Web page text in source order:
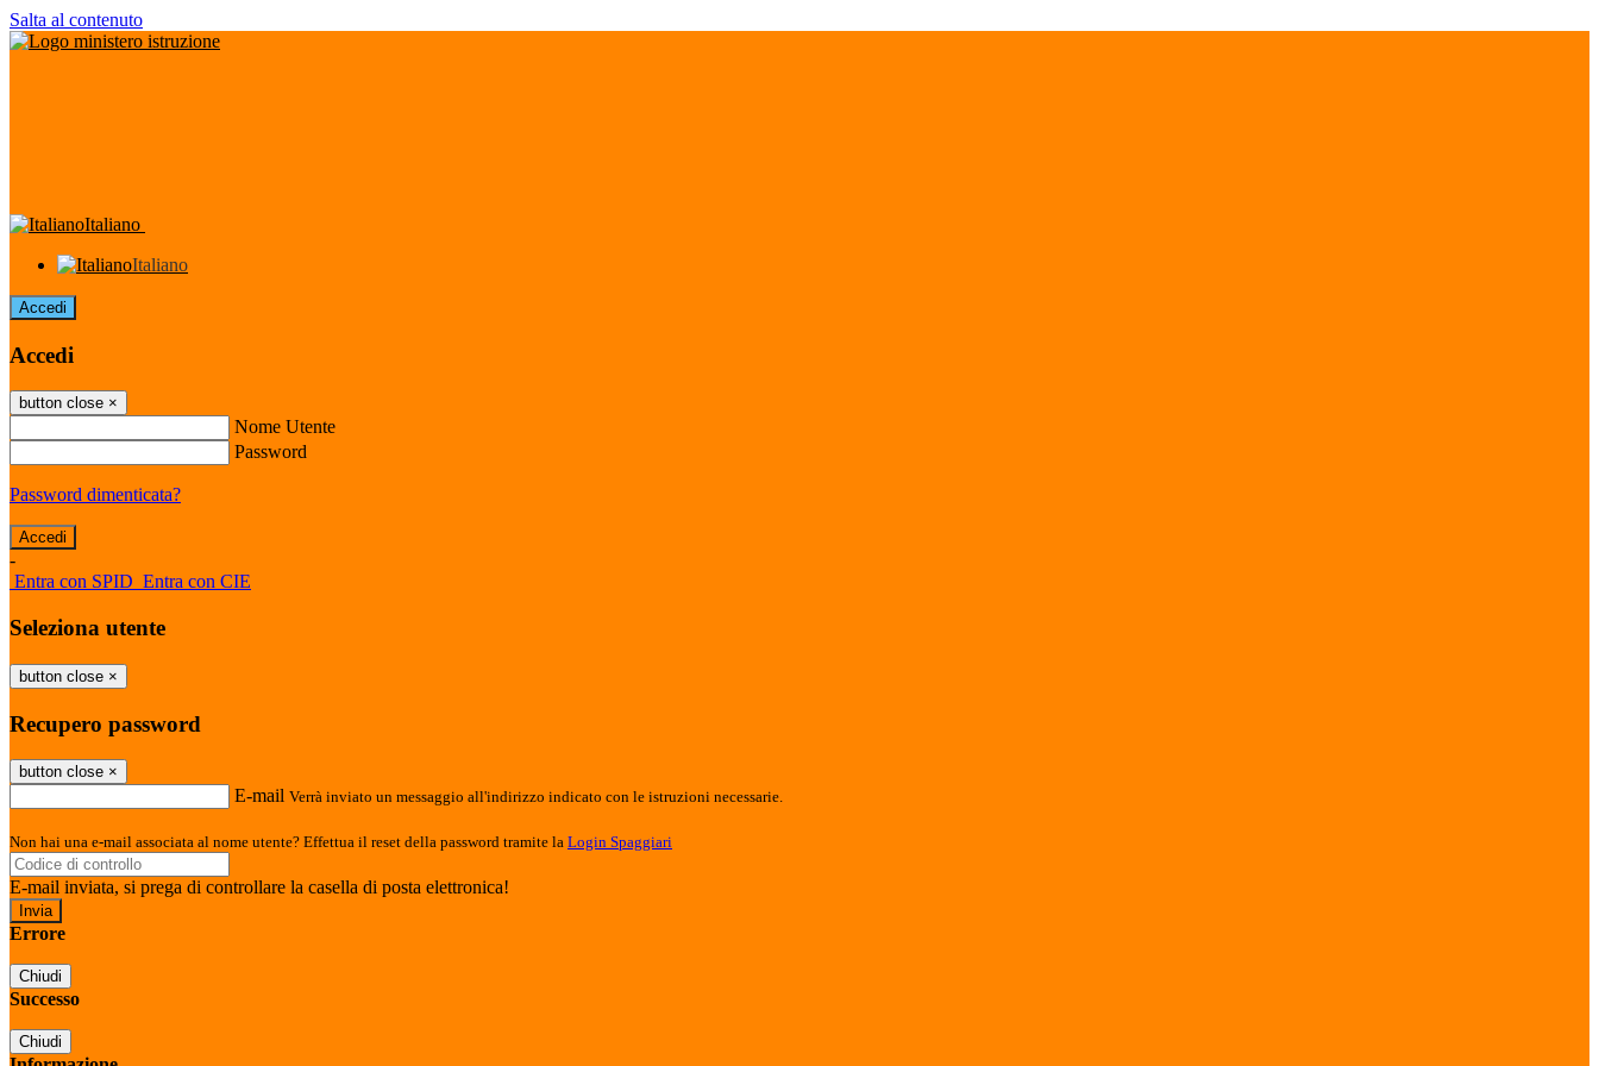
Salta al contenuto
Italiano
Italiano
Accedi
Accedi
button close ×
Nome Utente
Password
Password dimenticata?
-
Entra con SPID Entra con CIE
Seleziona utente
button close ×
Recupero password
button close ×
E-mail Verrà inviato un messaggio all'indirizzo indicato con le istruzioni necessarie.
Non hai una e-mail associata al nome utente? Effettua il reset della password tramite la Login Spaggiari
E-mail inviata, si prega di controllare la casella di posta elettronica!
Errore
Chiudi
Successo
Chiudi